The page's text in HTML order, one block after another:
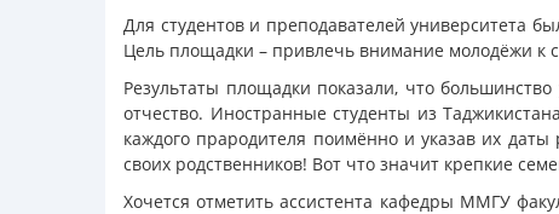
Для студентов и преподавателей университета
Цель площадки – привлечь внимание молодёжи к
Результаты площадки показали, что
отчество. Иностранные студенты из
каждого прародителя поимённо и указав их
своих родственников! Вот что значит крепкие
Хочется отметить ассистента кафедры ММГУ